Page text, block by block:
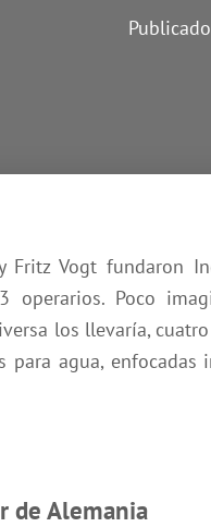
Vogt fundaron
Poco
los llevaría,
agua, enfocadas
de Alemania